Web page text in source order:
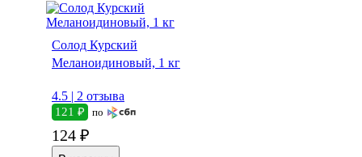
Солод Курский
Меланоидиновый, 1 кг
4.5 | 2 отзыва
121 ₽ по
124 ₽